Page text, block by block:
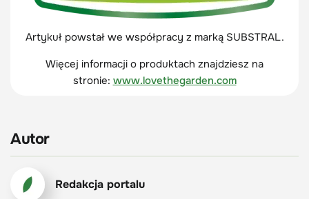
Artykuł powstał we współpracy z marką SUBSTRAL.
Więcej informacji o produktach znajdziesz na
stronie: www.lovethegarden.com
Autor
Redakcja portalu